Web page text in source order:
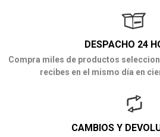
DESPACHO 24
Compra miles de productos
recibes en el mismo día en
CAMBIOS Y